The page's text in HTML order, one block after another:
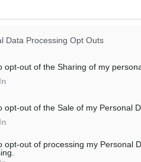
Data Processing Opt Outs
opt-out of the Sharing of my
opt-out of the Sale of my Personal
opt-out of processing my Personal
Αποφασισμένοι να